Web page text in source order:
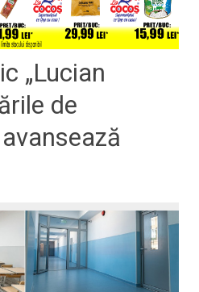
„Lucian
de